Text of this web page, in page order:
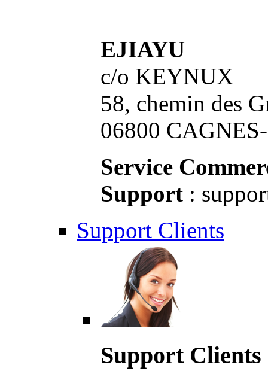
EJIAYU
c/o KEYNUX
58, chemin des
06800
Service
Support :
Support Clients
Support Clients